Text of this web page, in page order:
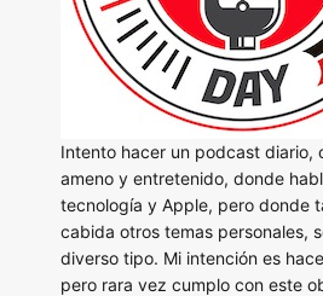
Intento hacer un podcast diario,
ameno y entretenido, donde
tecnología y Apple, pero donde
cabida otros temas personales,
diverso tipo. Mi intención es
pero rara vez cumplo con este